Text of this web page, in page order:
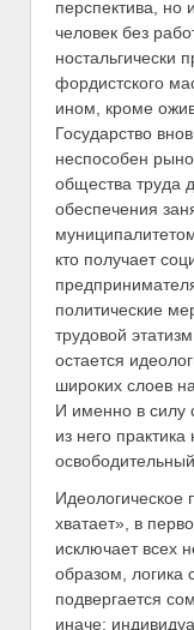
перспектива, но
человек без
ностальгически
фордистского
ином, кроме
Государство
неспособен
общества труда
обеспечения
кто получает
политические
трудовой
остается
широких слоев
И именно в силу
из него
Идеологическое
хватает», в
исключает всех
образом, логика
подвергается
иначе: